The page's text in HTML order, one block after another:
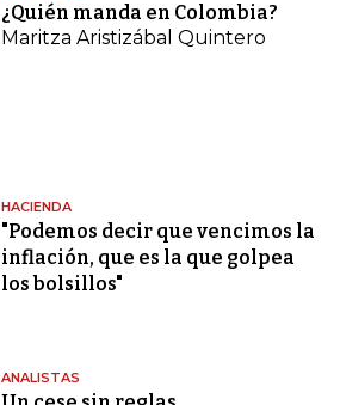
¿Quién manda en Colombia?
Maritza Aristizábal Quintero
HACIENDA
"Podemos decir que vencimos la
inflación, que es la que golpea
los bolsillos"
ANALISTAS